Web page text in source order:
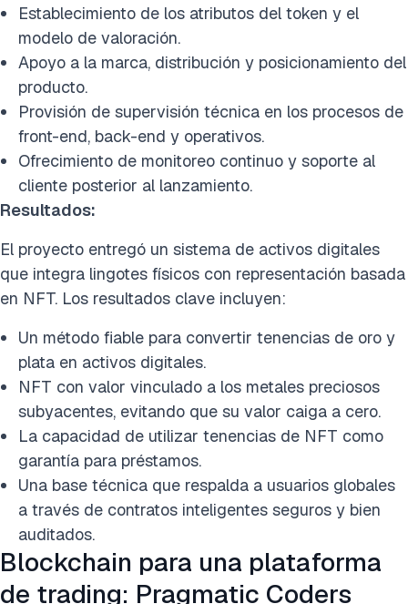
Establecimiento de los atributos del token y el
modelo de valoración.
Apoyo a la marca, distribución y posicionamiento del
producto.
Provisión de supervisión técnica en los procesos de
front-end, back-end y operativos.
Ofrecimiento de monitoreo continuo y soporte al
cliente posterior al lanzamiento.
Resultados:
El proyecto entregó un sistema de activos digitales
que integra lingotes físicos con representación basada
en NFT. Los resultados clave incluyen:
Un método fiable para convertir tenencias de oro y
plata en activos digitales.
NFT con valor vinculado a los metales preciosos
subyacentes, evitando que su valor caiga a cero.
La capacidad de utilizar tenencias de NFT como
garantía para préstamos.
Una base técnica que respalda a usuarios globales
a través de contratos inteligentes seguros y bien
auditados.
Blockchain para una plataforma
de trading: Pragmatic Coders